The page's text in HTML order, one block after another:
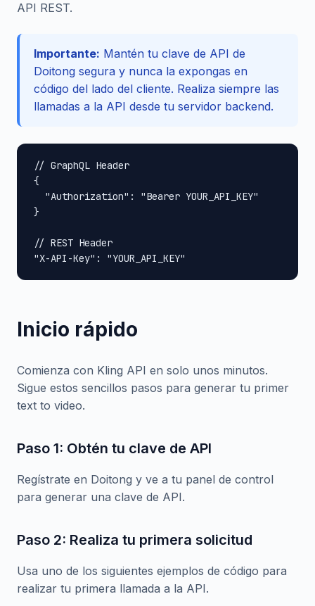
API REST.
Importante: Mantén tu clave de API de
Doitong segura y nunca la expongas en
código del lado del cliente. Realiza siempre las
llamadas a la API desde tu servidor backend.
// GraphQL Header
{
  "Authorization": "Bearer YOUR_API_KEY"
}
// REST Header
"X-API-Key": "YOUR_API_KEY"
Inicio rápido
Comienza con Kling API en solo unos minutos.
Sigue estos sencillos pasos para generar tu primer
text to video.
Paso 1: Obtén tu clave de API
Regístrate en Doitong y ve a tu panel de control
para generar una clave de API.
Paso 2: Realiza tu primera solicitud
Usa uno de los siguientes ejemplos de código para
realizar tu primera llamada a la API.